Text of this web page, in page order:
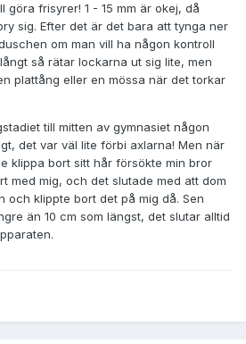
göra frisyrer! 1 - 15 mm är okej, då
sig. Efter det är det bara att tynga ner
om man vill ha någon kontroll
så rätar lockarna ut sig lite, men
plattång eller en mössa när det torkar
till mitten av gymnasiet någon
det var väl lite förbi axlarna! Men när
klippa bort sitt hår försökte min bror
med mig, och det slutade med att dom
och klippte bort det på mig då. Sen
än 10 cm som längst, det slutar alltid